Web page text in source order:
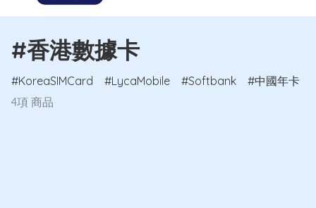
#香港數據卡
KoreaSIMCard LycaMobile Softbank
中國年卡
4項 商品